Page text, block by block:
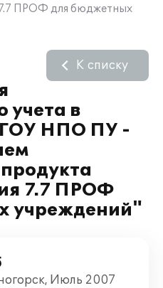
7.7 ПРОФ для бюджетных
учета в
НПО ПУ -
7.7 ПРОФ
учреждений"
К списку
Июль 2007